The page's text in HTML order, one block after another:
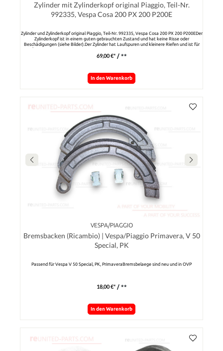
Zylinder mit Zylinderkopf original Piaggio, Teil-Nr.
992335, Vespa Cosa 200 PX 200 P200E
Zylinder und Zylinderkopf original Piaggio, Teil-Nr. 992335, Vespa Cosa 200 PX 200 P200EDer
Zylinderkopf ist in einem guten gebrauchten Zustand und hat keine Risse oder
Beschädigungen (siehe Bilder).Der Zylinder hat Laufspuren und kleinere Riefen und ist für
noch verwendbar.
69,00 €* / **
In den Warenkorb
VESPA/PIAGGIO
Bremsbacken (Ricambio) | Vespa/Piaggio Primavera, V 50
Special, PK
Passend für Vespa V 50 Special, PK, PrimaveraBremsbelaege sind neu und in OVP
18,00 €* / **
In den Warenkorb